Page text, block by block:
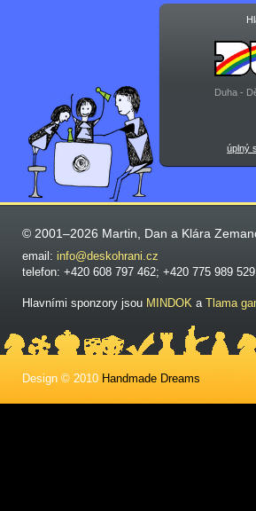
Duha -
úplný
© 2001–2026 Martin, Dan a Klára
email: info@deskohrani.cz
telefon: +420 608 797 462; +420 775 989
Hlavními sponzory jsou MINDOK a Tlama
Design © 2010 Handmade Dreams